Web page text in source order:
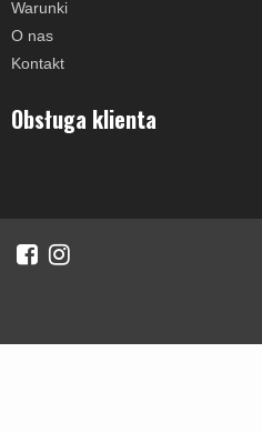
Warunki
O nas
Kontakt
Obsługa klienta